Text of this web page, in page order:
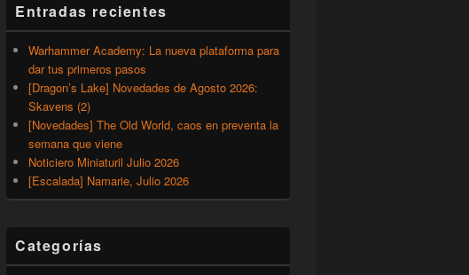
Entradas recientes
Warhammer Academy: La nueva plataforma para
dar tus primeros pasos
[Dragon’s Lake] Novedades de Agosto 2026:
Skavens (2)
[Novedades] The Old World, caos en preventa la
semana que viene
Noticiero Miniaturil Julio 2026
[Escalada] Namarie, Julio 2026
Categorías